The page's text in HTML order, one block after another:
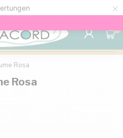
×
ab 150 €
0
Rosa
Rosa